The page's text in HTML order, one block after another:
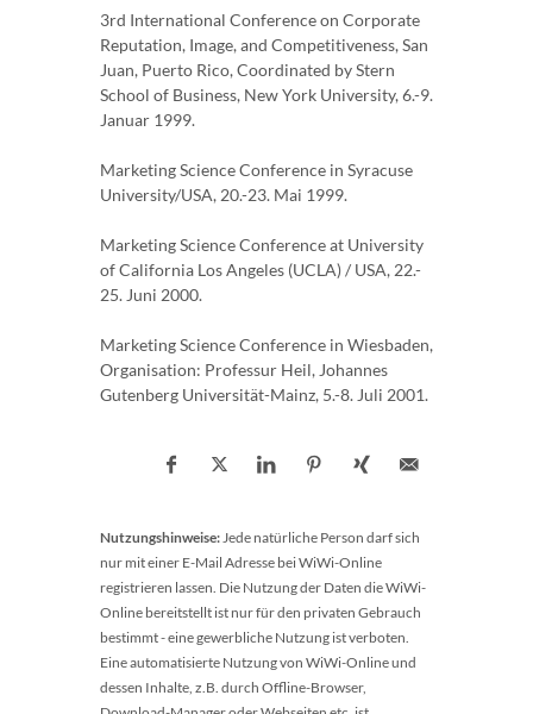
3rd International Conference on Corporate
Reputation, Image, and Competitiveness, San
Juan, Puerto Rico, Coordinated by Stern
School of Business, New York University, 6.-9.
Januar 1999.
Marketing Science Conference in Syracuse
University/USA, 20.-23. Mai 1999.
Marketing Science Conference at University
of California Los Angeles (UCLA) / USA, 22.-
25. Juni 2000.
Marketing Science Conference in Wiesbaden,
Organisation: Professur Heil, Johannes
Gutenberg Universität-Mainz, 5.-8. Juli 2001.
Nutzungshinweise:Jede natürliche Person darf sich
nur mit einer E-Mail Adresse bei WiWi-Online
registrieren lassen. Die Nutzung der Daten die WiWi-
Online bereitstellt ist nur für den privaten Gebrauch
bestimmt - eine gewerbliche Nutzung ist verboten.
Eine automatisierte Nutzung von WiWi-Online und
dessen Inhalte, z.B. durch Offline-Browser,